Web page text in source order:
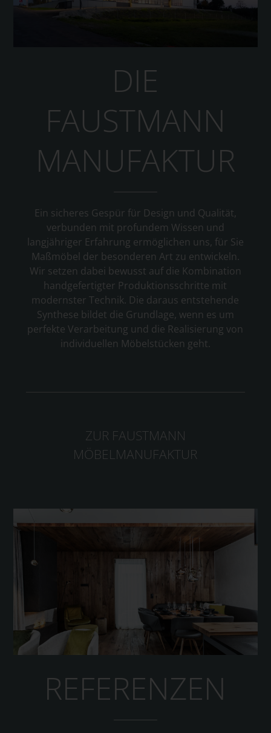
DIE
FAUSTMANN
MANUFAKTUR
Ein sicheres Gespür für Design und Qualität,
verbunden mit profundem Wissen und
langjähriger Erfahrung ermöglichen uns, für Sie
Maßmöbel der besonderen Art zu entwickeln.
Wir setzen dabei bewusst auf die Kombination
handgefertigter Produktionsschritte mit
modernster Technik. Die daraus entstehende
Synthese bildet die Grundlage, wenn es um
perfekte Verarbeitung und die Realisierung von
individuellen Möbelstücken geht.
ZUR FAUSTMANN
MÖBELMANUFAKTUR
REFERENZEN